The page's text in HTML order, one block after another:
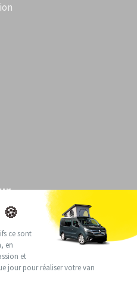
de la Loire
Rhône-Alpes
Alpes-Côte d’Azur